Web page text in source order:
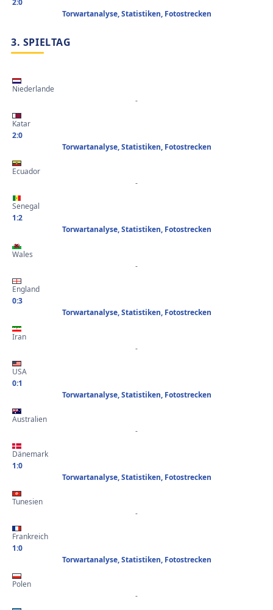
Torwartanalyse, Statistiken, Fotostrecken
3. SPIELTAG
Niederlande
-
Katar
2:0
Torwartanalyse, Statistiken, Fotostrecken
Ecuador
-
Senegal
1:2
Torwartanalyse, Statistiken, Fotostrecken
Wales
-
England
0:3
Torwartanalyse, Statistiken, Fotostrecken
Iran
-
USA
0:1
Torwartanalyse, Statistiken, Fotostrecken
Australien
-
Dänemark
1:0
Torwartanalyse, Statistiken, Fotostrecken
Tunesien
-
Frankreich
1:0
Torwartanalyse, Statistiken, Fotostrecken
Polen
-